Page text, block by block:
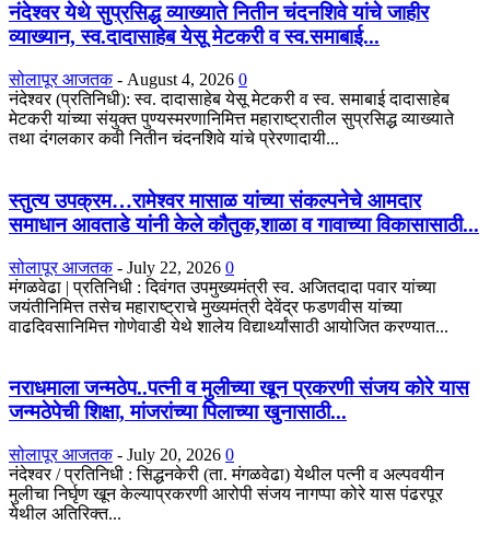
नंदेश्वर येथे सुप्रसिद्ध व्याख्याते नितीन चंदनशिवे यांचे जाहीर
व्याख्यान, स्व.दादासाहेब येसू मेटकरी व स्व.समाबाई...
सोलापूर आजतक - August 4, 2026 0
नंदेश्वर (प्रतिनिधी): स्व. दादासाहेब येसू मेटकरी व स्व. समाबाई दादासाहेब
मेटकरी यांच्या संयुक्त पुण्यस्मरणानिमित्त महाराष्ट्रातील सुप्रसिद्ध व्याख्याते
तथा दंगलकार कवी नितीन चंदनशिवे यांचे प्रेरणादायी...
स्तुत्य उपक्रम…रामेश्वर मासाळ यांच्या संकल्पनेचे आमदार
समाधान आवताडे यांनी केले कौतुक,शाळा व गावाच्या विकासासाठी...
सोलापूर आजतक - July 22, 2026 0
मंगळवेढा | प्रतिनिधी : दिवंगत उपमुख्यमंत्री स्व. अजितदादा पवार यांच्या
जयंतीनिमित्त तसेच महाराष्ट्राचे मुख्यमंत्री देवेंद्र फडणवीस यांच्या
वाढदिवसानिमित्त गोणेवाडी येथे शालेय विद्यार्थ्यांसाठी आयोजित करण्यात...
नराधमाला जन्मठेप..पत्नी व मुलीच्या खून प्रकरणी संजय कोरे यास
जन्मठेपेची शिक्षा, मांजरांच्या पिलाच्या खुनासाठी...
सोलापूर आजतक - July 20, 2026 0
नंदेश्वर / प्रतिनिधी : सिद्धनकेरी (ता. मंगळवेढा) येथील पत्नी व अल्पवयीन
मुलीचा निर्घृण खून केल्याप्रकरणी आरोपी संजय नागप्पा कोरे यास पंढरपूर
येथील अतिरिक्त...